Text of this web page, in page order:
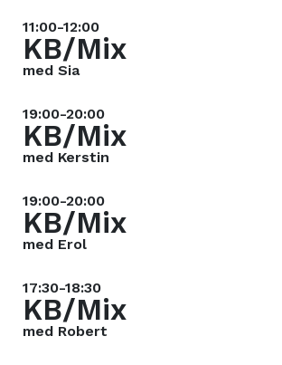
11:00-12:00
KB/Mix
med Sia
19:00-20:00
KB/Mix
med Kerstin
19:00-20:00
KB/Mix
med Erol
17:30-18:30
KB/Mix
med Robert